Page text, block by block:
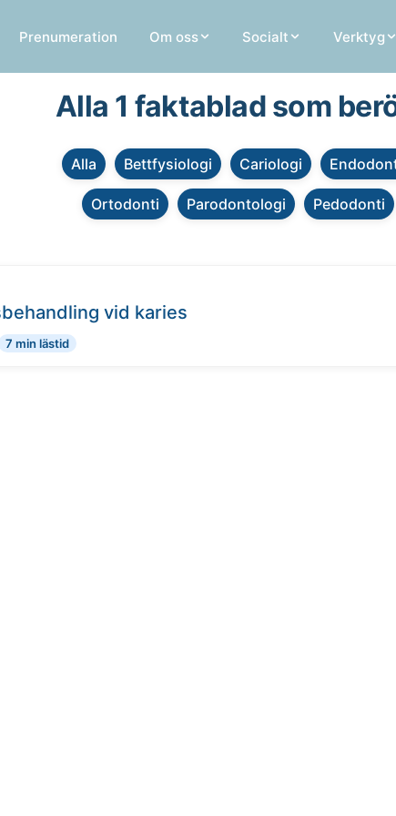
Prenumeration Om oss Socialt Verktyg
Alla 1 faktablad som
Alla Bettfysiologi Cariologi
Ortodonti Parodontologi Pedodonti
vid karies
7 min lästid